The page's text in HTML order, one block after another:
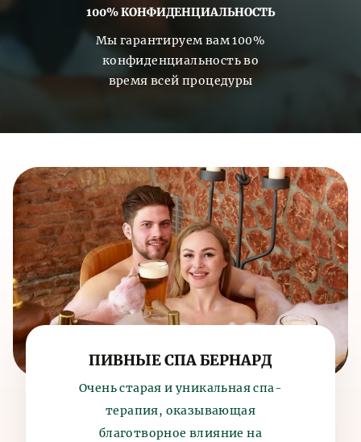
100% КОНФИДЕНЦИАЛЬНОСТЬ
Мы гарантируем вам 100%
конфиденциальность во
время всей процедуры
ПИВНЫЕ СПА БЕРНАРД
Очень старая и уникальная спа-
терапия, оказывающая
благотворное влияние на
отправляется на продажу.